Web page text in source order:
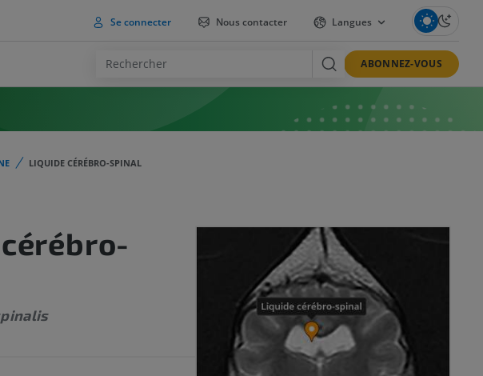
Se connecter Nous contacter Langues
ABONNEZ-VOUS
LIQUIDE CÉRÉBRO-SPINAL